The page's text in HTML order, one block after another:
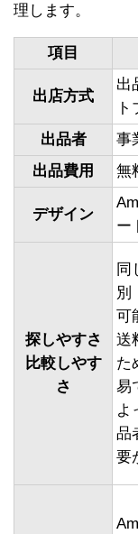
理します。
項目
出店方式
出
出品者 事
出品費用
無
デザイン
ー
探しやすさ
比較しやす
さ
同
別
可
送
た
易
よ
品
要